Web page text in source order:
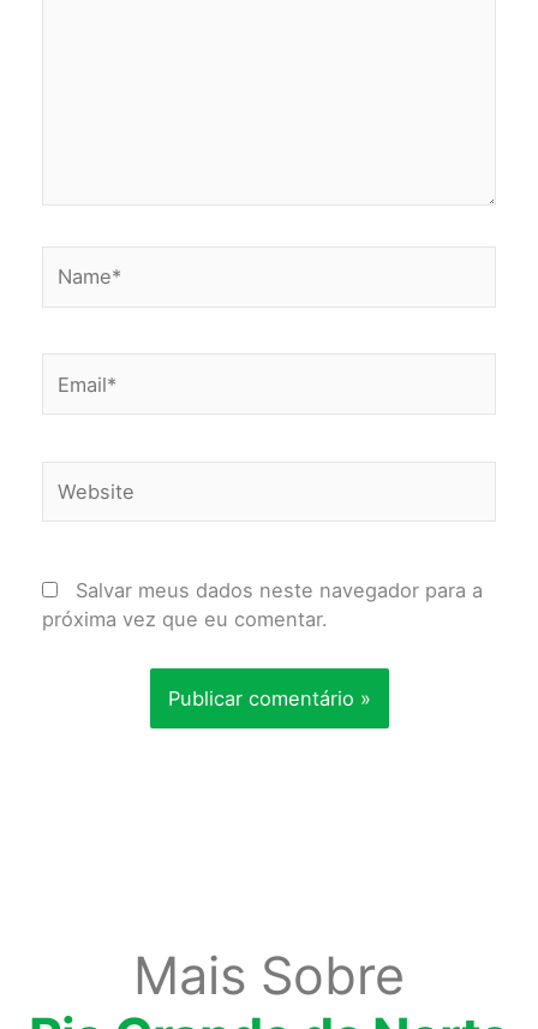
Salvar meus dados neste navegador para a
próxima vez que eu comentar.
Mais Sobre